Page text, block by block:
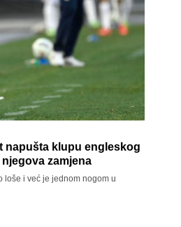
napušta klupu engleskog
zamjena
loše i već je jednom nogom u